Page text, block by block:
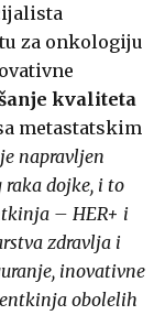
za onkologiju
kvaliteta
metastatskim
napravljen
dojke, i to
– HER+ i
zdravlja i
inovativne
obolelih